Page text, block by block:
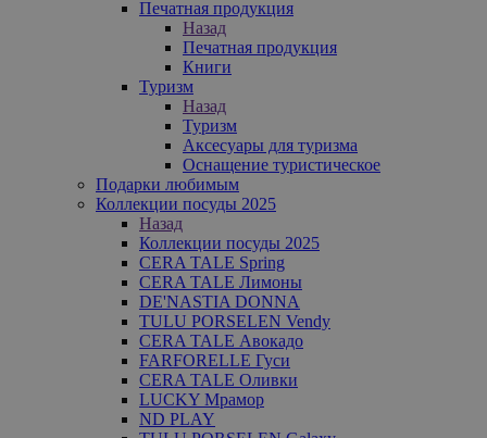
Печатная продукция
Назад
Печатная продукция
Книги
Туризм
Назад
Туризм
Аксесуары для туризма
Оснащение туристическое
Подарки любимым
Коллекции посуды 2025
Назад
Коллекции посуды 2025
CERA TALE Spring
CERA TALE Лимоны
DE'NASTIA DONNA
TULU PORSELEN Vendy
CERA TALE Авокадо
FARFORELLE Гуси
CERA TALE Оливки
LUCKY Мрамор
ND PLAY